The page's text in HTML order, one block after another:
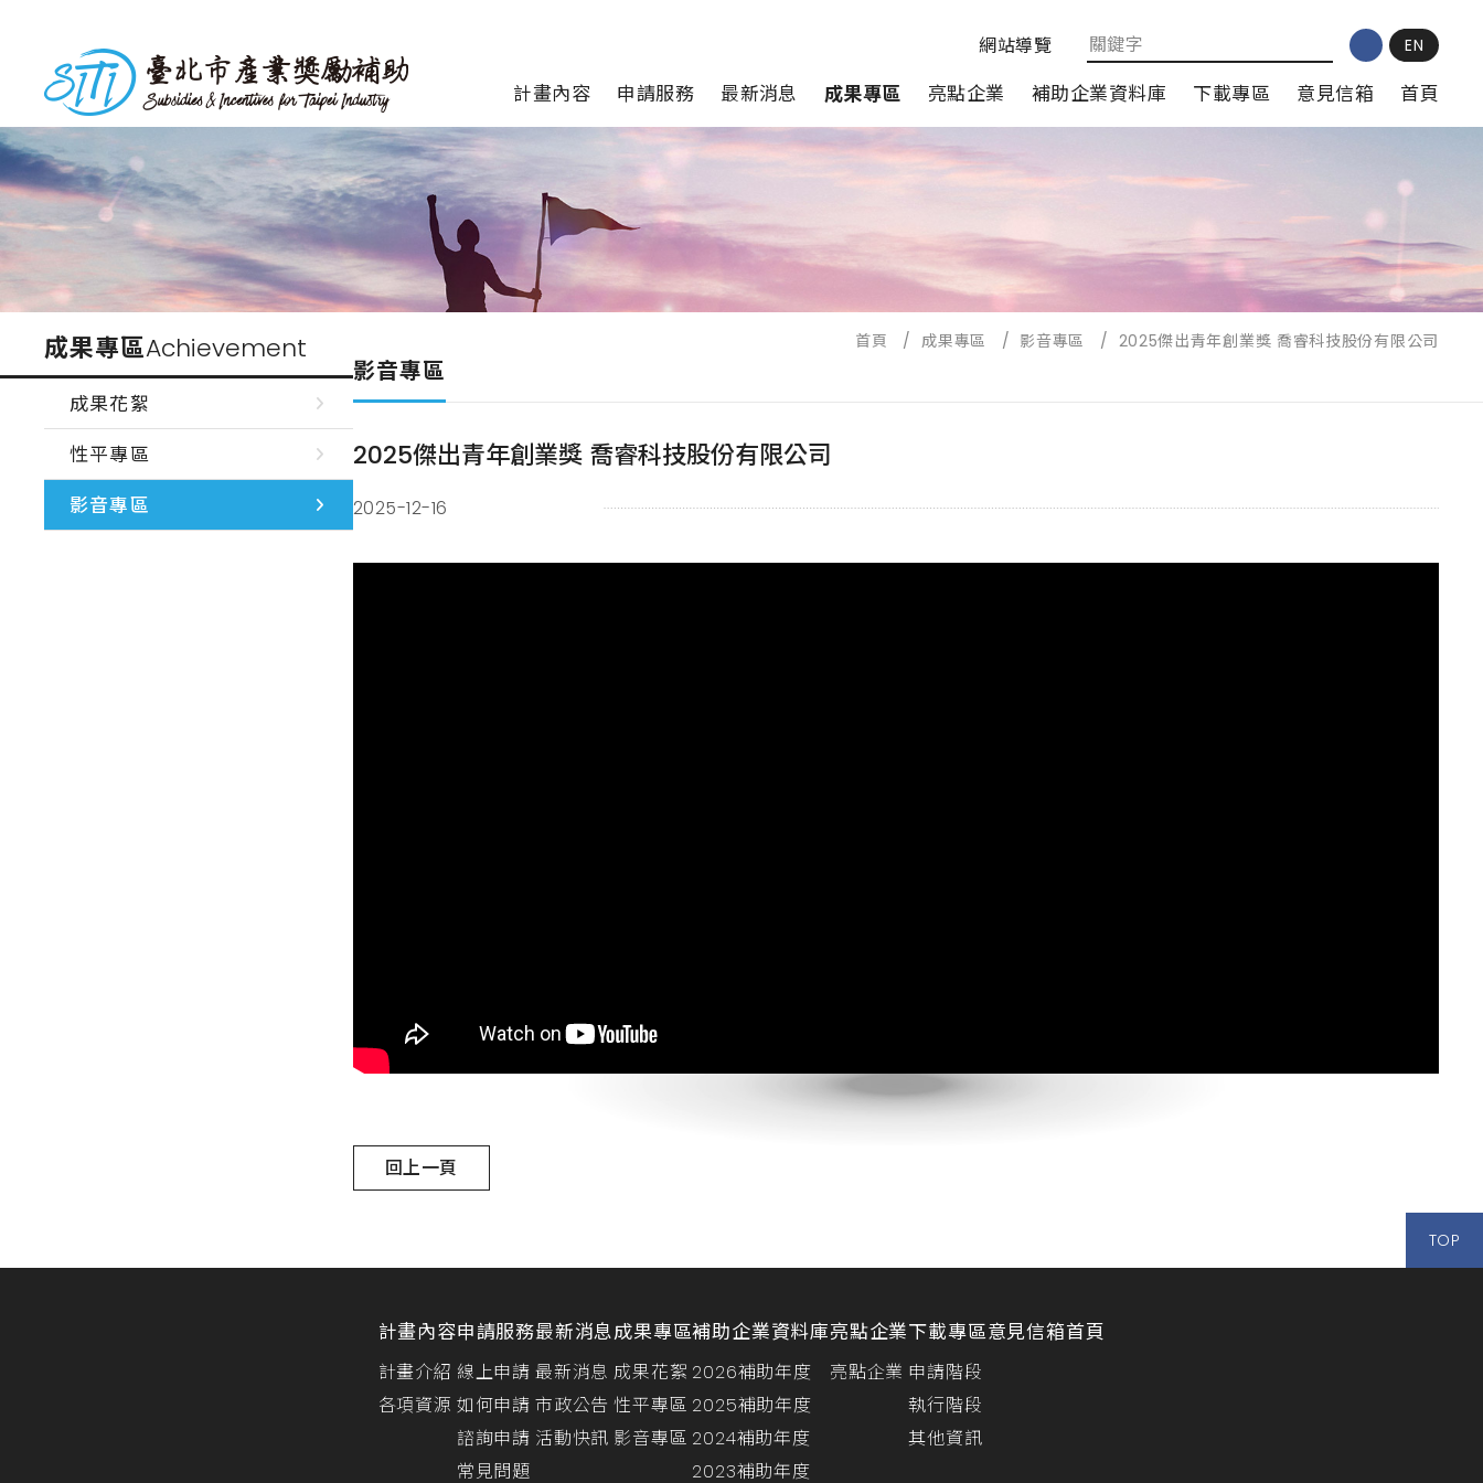
內
容
台北市產業獎勵補助
網站導覽 EN
計畫內容 申請服務 最新消息 成果專區 亮點企業 補助企業資料庫 下載專區 意見信箱 首頁
成果專區Achievement
成果花絮
性平專區
影音專區
首頁 / 成果專區 / 影音專區 / 2025傑出青年創業獎 喬睿科技股份有限公司
影音專區
2025傑出青年創業獎 喬睿科技股份有限公司
2025-12-16
回上一頁
TOP
計畫內容
計畫介紹
各項資源
申請服務
線上申請
如何申請
諮詢申請
常見問題
最新消息
最新消息
市政公告
活動快訊
成果專區
成果花絮
性平專區
影音專區
補助企業資料庫
2026補助年度
2025補助年度
2024補助年度
2023補助年度
亮點企業
亮點企業
下載專區
申請階段
執行階段
其他資訊
意見信箱首頁